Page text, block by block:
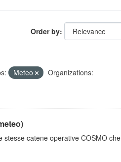
Order by
Meteo
Organizations:
catene operative COSMO che